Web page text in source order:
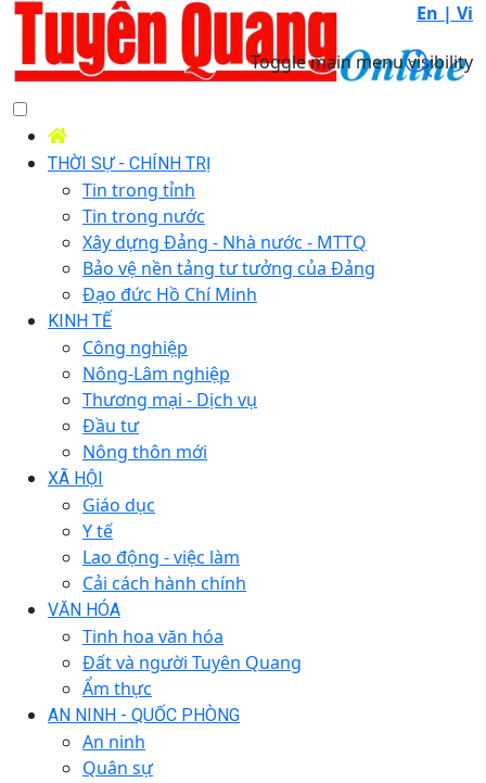
En | Vi
Toggle main menu visibility
THỜI SỰ - CHÍNH TRỊ
Tin trong tỉnh
Tin trong nước
Xây dựng Đảng - Nhà nước - MTTQ
Bảo vệ nền tảng tư tưởng của Đảng
Đạo đức Hồ Chí Minh
KINH TẾ
Công nghiệp
Nông-Lâm nghiệp
Thương mại - Dịch vụ
Đầu tư
Nông thôn mới
XÃ HỘI
Giáo dục
Y tế
Lao động - việc làm
Cải cách hành chính
VĂN HÓA
Tinh hoa văn hóa
Đất và người Tuyên Quang
Ẩm thực
AN NINH - QUỐC PHÒNG
An ninh
Quân sự